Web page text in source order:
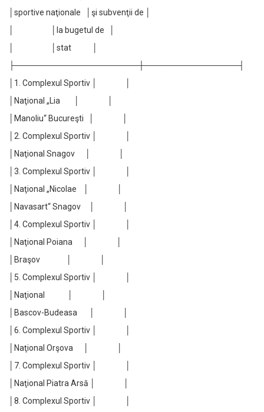
│sportive naţionale │şi subvenţii de │
│ │la bugetul de │
│ │stat │
├─────────────────────┼────────────────┤
│1. Complexul Sportiv │ │
│Naţional „Lia │ │
│Manoliu“ Bucureşti │ │
│2. Complexul Sportiv │ │
│Naţional Snagov │ │
│3. Complexul Sportiv │ │
│Naţional „Nicolae │ │
│Navasart“ Snagov │ │
│4. Complexul Sportiv │ │
│Naţional Poiana │ │
│Braşov │ │
│5. Complexul Sportiv │ │
│Naţional │ │
│Bascov-Budeasa │ │
│6. Complexul Sportiv │ │
│Naţional Orşova │ │
│7. Complexul Sportiv │ │
│Naţional Piatra Arsă │ │
│8. Complexul Sportiv │ │